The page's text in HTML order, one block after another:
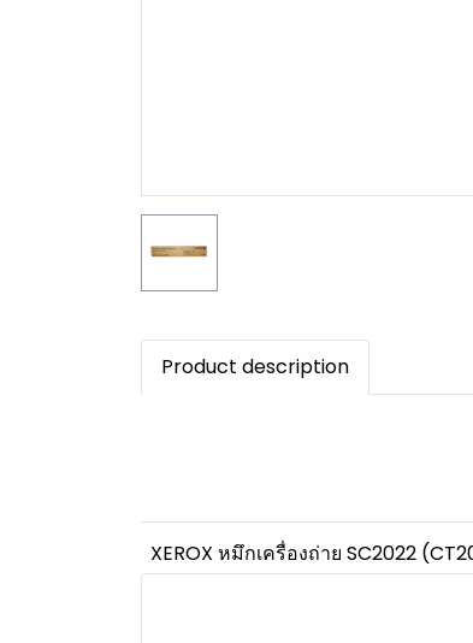
Product description
XEROX หมึกเครื่องถ่าย SC2022